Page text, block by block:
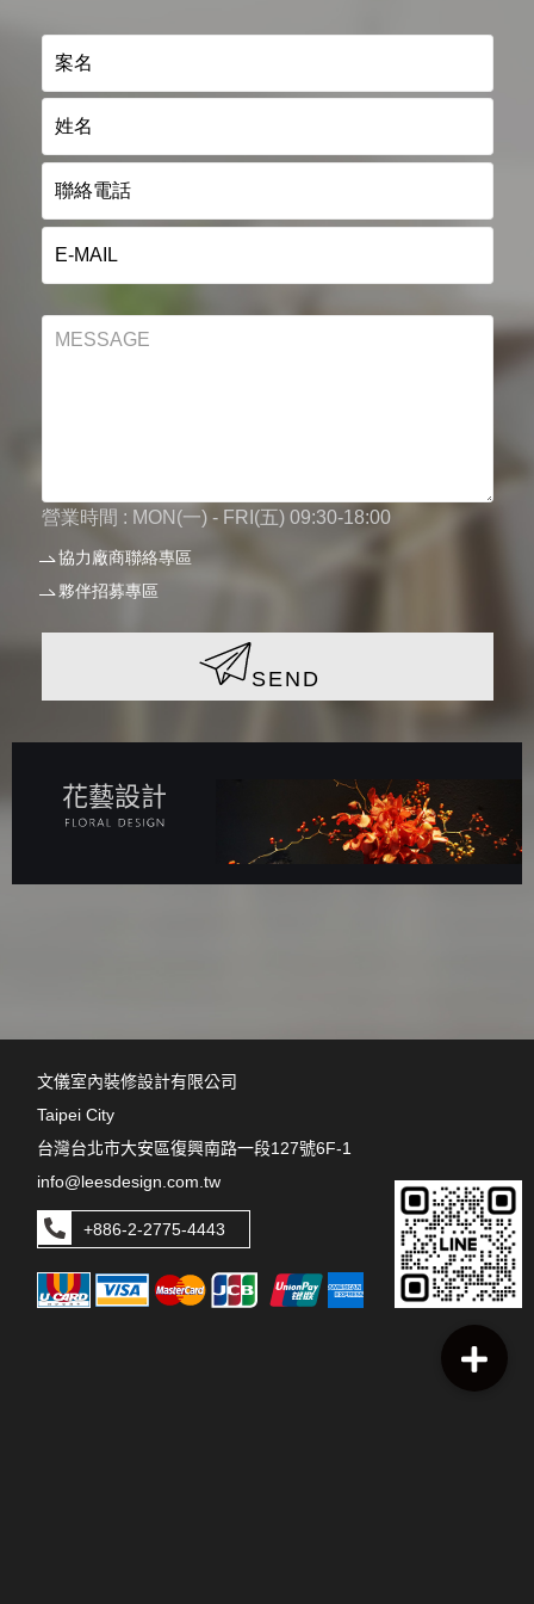
營業時間 : MON(一) - FRI(五) 09:30-18:00
協力廠商聯絡專區
夥伴招募專區
SEND
花藝設計
文儀室內裝修設計有限公司
Taipei City
台灣台北市大安區復興南路一段127號6F-1
info@leesdesign.com.tw
+886-2-2775-4443